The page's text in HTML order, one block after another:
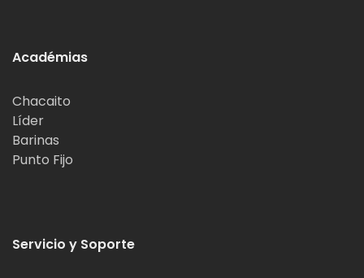
Académias
Chacaito
Líder
Barinas
Punto Fijo
Servicio y Soporte